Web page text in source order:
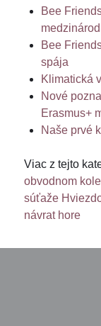
Bee
Bee
spája
Klimatická
Nové
Erasmus+
Naše prvé
Viac z tejto
obvodnom
súťaže
návrat hore